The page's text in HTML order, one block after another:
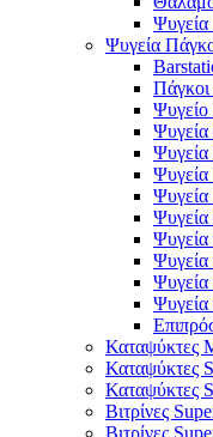
Ψυγεία
Ψυγεία
Πάγκοι
Ψυγεία
Ψυγεία
Ψυγεία
Ψυγεία
Καταψύκτες
Καταψύκτες
Καταψύκτες
Βιτρίνες
Βιτρίνες